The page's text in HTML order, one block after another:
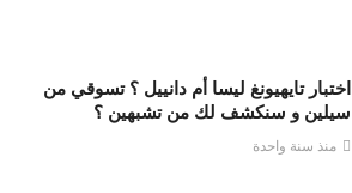
اختبار تايهيونغ ليسا أم دانييل ؟ تسوقي من
سيلين و سنكشف لك من تشبهين ؟
منذ سنة واحدة